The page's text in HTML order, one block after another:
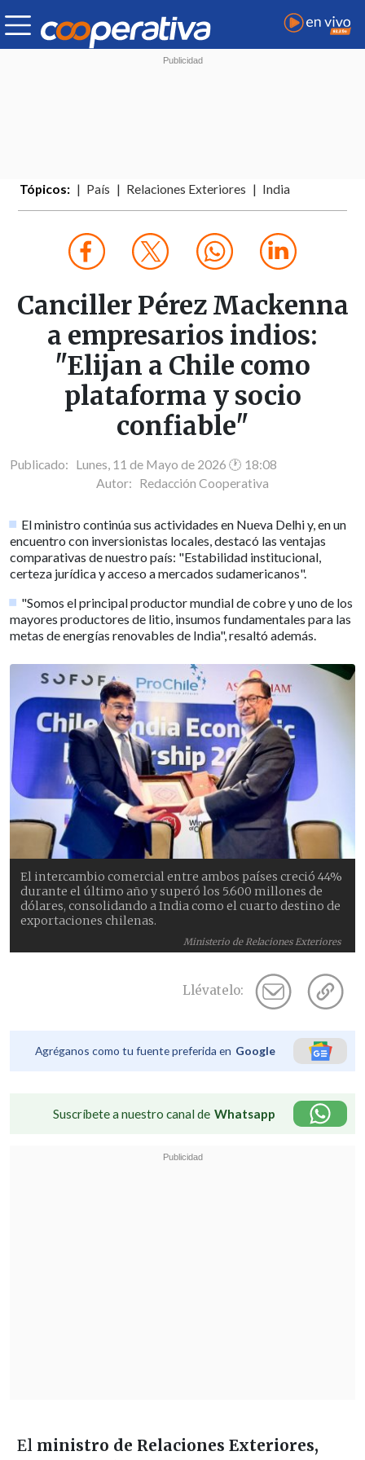
Tópicos: País Relaciones Exteriores India
Canciller Pérez Mackenna
a empresarios indios:
"Elijan a Chile como
plataforma y socio
confiable"
Publicado: Lunes, 11 de Mayo de 2026 🕐 18:08
Autor: Redacción Cooperativa
El ministro continúa sus actividades en Nueva Delhi y, en un
encuentro con inversionistas locales, destacó las ventajas
comparativas de nuestro país: "Estabilidad institucional,
certeza jurídica y acceso a mercados sudamericanos".
"Somos el principal productor mundial de cobre y uno de los
mayores productores de litio, insumos fundamentales para las
metas de energías renovables de India", resaltó además.
Ministerio de Relaciones Exteriores
El intercambio comercial entre ambos países creció 44%
durante el último año y superó los 5.600 millones de
dólares, consolidando a India como el cuarto destino de
exportaciones chilenas.
Llévatelo:
Agréganos como tu fuente preferida en Google
Suscríbete a nuestro canal de Whatsapp
El ministro de Relaciones Exteriores,